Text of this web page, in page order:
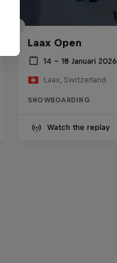
Laax Open
14 – 18 Januari 2026
Laax, Switzerland
SNOWBOARDING
Watch the replay